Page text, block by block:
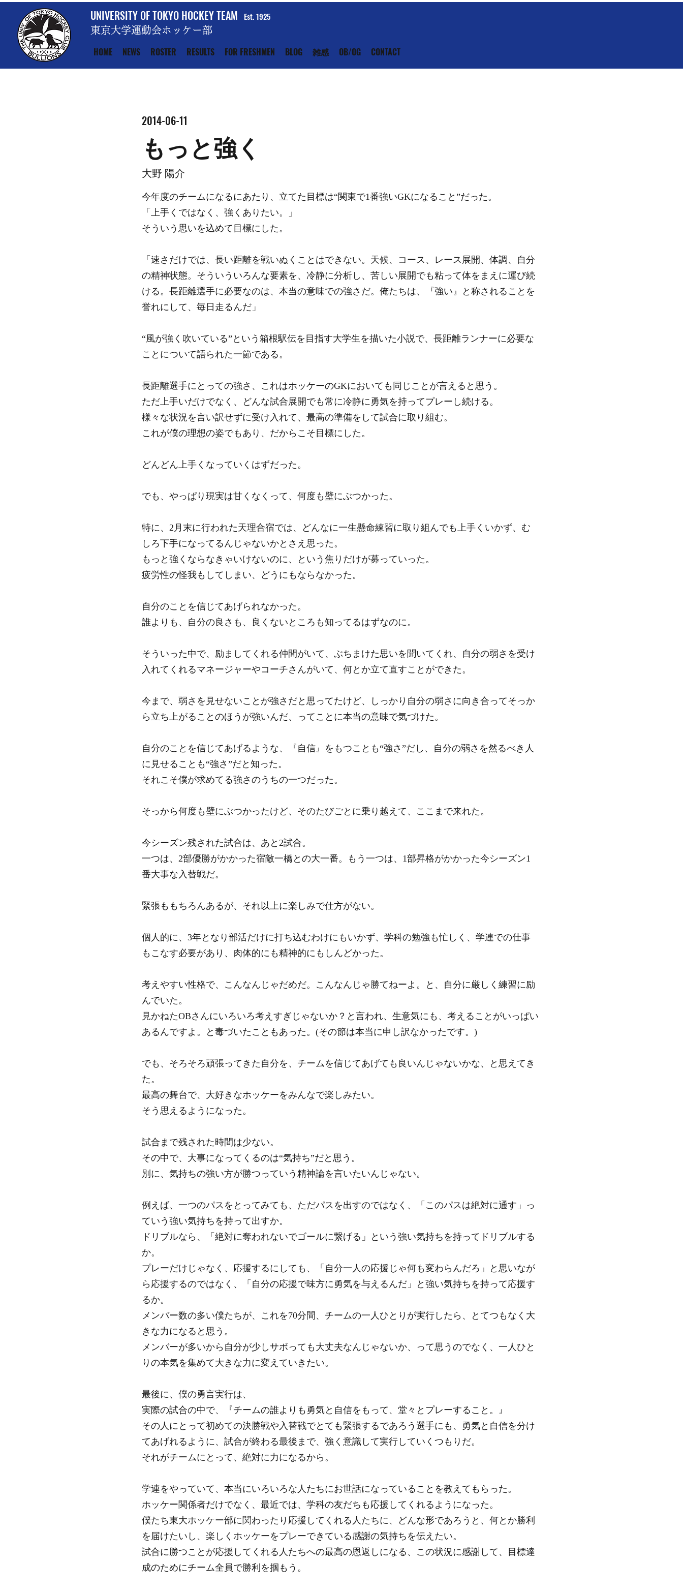
UNIVERSITY OF TOKYO HOCKEY TEAM
東京大学運動会ホッケー部
Est. 1925
HOME NEWS ROSTER RESULTS FOR FRESHMEN BLOG 雑感 OB/OG CONTACT
2014-06-11
もっと強く
大野 陽介
今年度のチームになるにあたり、立てた目標は“関東で1番強いGKになること”だった。
「上手くではなく、強くありたい。」
そういう思いを込めて目標にした。
「速さだけでは、長い距離を戦いぬくことはできない。天候、コース、レース展開、体調、自分
の精神状態。そういういろんな要素を、冷静に分析し、苦しい展開でも粘って体をまえに運び続
ける。長距離選手に必要なのは、本当の意味での強さだ。俺たちは、『強い』と称されることを
誉れにして、毎日走るんだ」
“風が強く吹いている”という箱根駅伝を目指す大学生を描いた小説で、長距離ランナーに必要な
ことについて語られた一節である。
長距離選手にとっての強さ、これはホッケーのGKにおいても同じことが言えると思う。
ただ上手いだけでなく、どんな試合展開でも常に冷静に勇気を持ってプレーし続ける。
様々な状況を言い訳せずに受け入れて、最高の準備をして試合に取り組む。
これが僕の理想の姿でもあり、だからこそ目標にした。
どんどん上手くなっていくはずだった。
でも、やっぱり現実は甘くなくって、何度も壁にぶつかった。
特に、2月末に行われた天理合宿では、どんなに一生懸命練習に取り組んでも上手くいかず、む
しろ下手になってるんじゃないかとさえ思った。
もっと強くならなきゃいけないのに、という焦りだけが募っていった。
疲労性の怪我もしてしまい、どうにもならなかった。
自分のことを信じてあげられなかった。
誰よりも、自分の良さも、良くないところも知ってるはずなのに。
そういった中で、励ましてくれる仲間がいて、ぶちまけた思いを聞いてくれ、自分の弱さを受け
入れてくれるマネージャーやコーチさんがいて、何とか立て直すことができた。
今まで、弱さを見せないことが強さだと思ってたけど、しっかり自分の弱さに向き合ってそっか
ら立ち上がることのほうが強いんだ、ってことに本当の意味で気づけた。
自分のことを信じてあげるような、『自信』をもつことも“強さ”だし、自分の弱さを然るべき人
に見せることも“強さ”だと知った。
それこそ僕が求めてる強さのうちの一つだった。
そっから何度も壁にぶつかったけど、そのたびごとに乗り越えて、ここまで来れた。
今シーズン残された試合は、あと2試合。
一つは、2部優勝がかかった宿敵一橋との大一番。もう一つは、1部昇格がかかった今シーズン1
番大事な入替戦だ。
緊張ももちろんあるが、それ以上に楽しみで仕方がない。
個人的に、3年となり部活だけに打ち込むわけにもいかず、学科の勉強も忙しく、学連での仕事
もこなす必要があり、肉体的にも精神的にもしんどかった。
考えやすい性格で、こんなんじゃだめだ。こんなんじゃ勝てねーよ。と、自分に厳しく練習に励
んでいた。
見かねたOBさんにいろいろ考えすぎじゃないか？と言われ、生意気にも、考えることがいっぱい
あるんですよ。と毒づいたこともあった。(その節は本当に申し訳なかったです。)
でも、そろそろ頑張ってきた自分を、チームを信じてあげても良いんじゃないかな、と思えてき
た。
最高の舞台で、大好きなホッケーをみんなで楽しみたい。
そう思えるようになった。
試合まで残された時間は少ない。
その中で、大事になってくるのは“気持ち”だと思う。
別に、気持ちの強い方が勝つっていう精神論を言いたいんじゃない。
例えば、一つのパスをとってみても、ただパスを出すのではなく、「このパスは絶対に通す」っ
ていう強い気持ちを持って出すか。
ドリブルなら、「絶対に奪われないでゴールに繋げる」という強い気持ちを持ってドリブルする
か。
プレーだけじゃなく、応援するにしても、「自分一人の応援じゃ何も変わらんだろ」と思いなが
ら応援するのではなく、「自分の応援で味方に勇気を与えるんだ」と強い気持ちを持って応援す
るか。
メンバー数の多い僕たちが、これを70分間、チームの一人ひとりが実行したら、とてつもなく大
きな力になると思う。
メンバーが多いから自分が少しサボっても大丈夫なんじゃないか、って思うのでなく、一人ひと
りの本気を集めて大きな力に変えていきたい。
最後に、僕の勇言実行は、
実際の試合の中で、『チームの誰よりも勇気と自信をもって、堂々とプレーすること。』
その人にとって初めての決勝戦や入替戦でとても緊張するであろう選手にも、勇気と自信を分け
てあげれるように、試合が終わる最後まで、強く意識して実行していくつもりだ。
それがチームにとって、絶対に力になるから。
学連をやっていて、本当にいろいろな人たちにお世話になっていることを教えてもらった。
ホッケー関係者だけでなく、最近では、学科の友だちも応援してくれるようになった。
僕たち東大ホッケー部に関わったり応援してくれる人たちに、どんな形であろうと、何とか勝利
を届けたいし、楽しくホッケーをプレーできている感謝の気持ちを伝えたい。
試合に勝つことが応援してくれる人たちへの最高の恩返しになる、この状況に感謝して、目標達
成のためにチーム全員で勝利を掴もう。